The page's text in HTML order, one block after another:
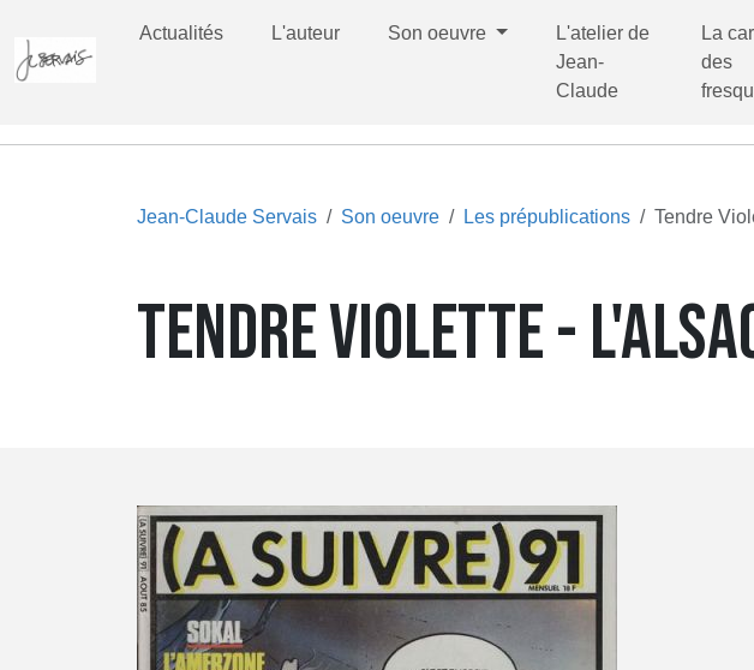
Actualités L'auteur Son oeuvre
L'atelier de
Jean-
Claude
La
des
Jean-Claude Servais Son oeuvre Les prépublications Tendre
TENDRE VIOLETTE -